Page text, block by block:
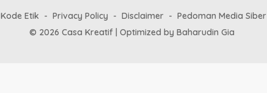
Kode Etik Privacy Policy Disclaimer
Pedoman Media Siber
© 2026 Casa Kreatif | Optimized by Baharudin Gia